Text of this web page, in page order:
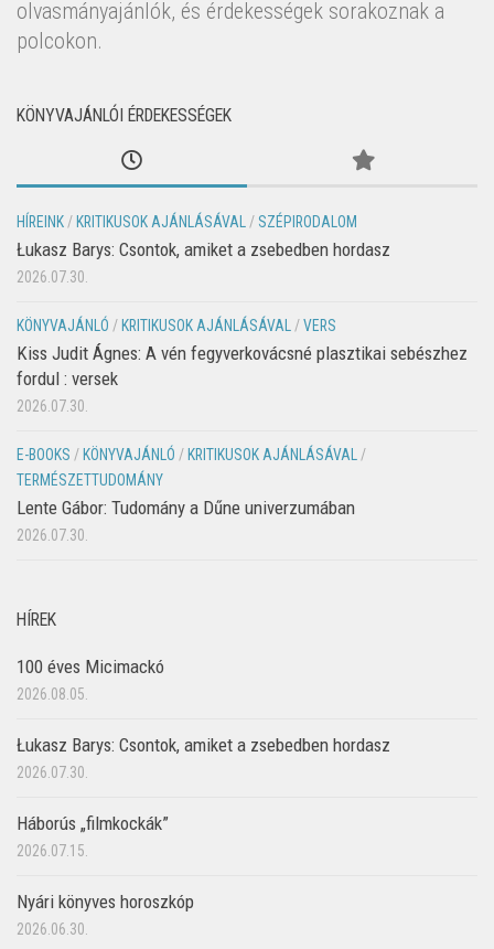
olvasmányajánlók, és érdekességek sorakoznak a
polcokon.
KÖNYVAJÁNLÓI ÉRDEKESSÉGEK
HÍREINK/ KRITIKUSOK AJÁNLÁSÁVAL/ SZÉPIRODALOM
Łukasz Barys: Csontok, amiket a zsebedben hordasz
2026.07.30.
KÖNYVAJÁNLÓ / KRITIKUSOK AJÁNLÁSÁVAL/VERS
Kiss Judit Ágnes: A vén fegyverkovácsné plasztikai sebészhez
fordul : versek
2026.07.30.
E-BOOKS / KÖNYVAJÁNLÓ / KRITIKUSOK AJÁNLÁSÁVAL/
TERMÉSZETTUDOMÁNY
Lente Gábor: Tudomány a Dűne univerzumában
2026.07.30.
HÍREK
100 éves Micimackó
2026.08.05.
Łukasz Barys: Csontok, amiket a zsebedben hordasz
2026.07.30.
Háborús „filmkockák”
2026.07.15.
Nyári könyves horoszkóp
2026.06.30.